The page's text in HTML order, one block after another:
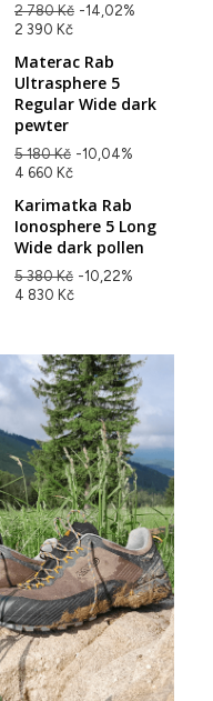
2 780 Kč -14,02%
2 390 Kč
Materac Rab
Ultrasphere 5
Regular Wide dark
pewter
5 180 Kč -10,04%
4 660 Kč
Karimatka Rab
Ionosphere 5 Long
Wide dark pollen
5 380 Kč -10,22%
4 830 Kč